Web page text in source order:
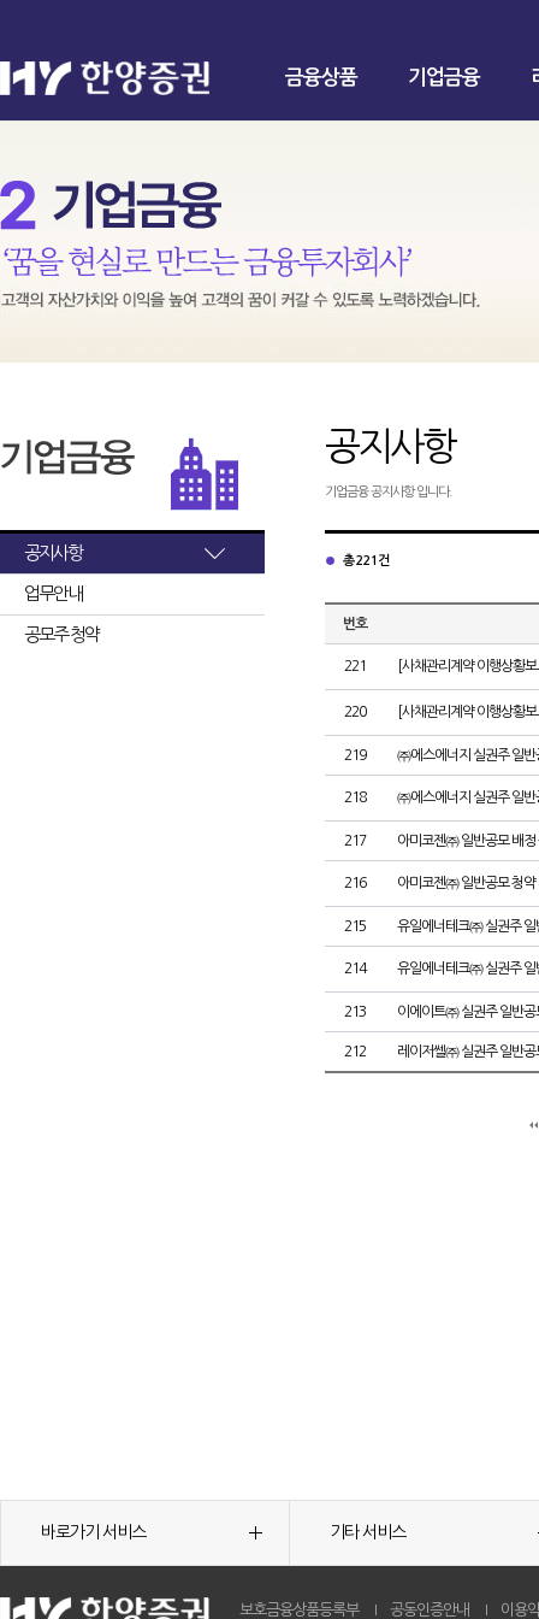
금융상품 기업금융
공지사항
업무안내
공모주 청약
공지사항
기업금융 공지사항 입니다.
총 221건
번호
221 [사채관리계약 이행상황
220 [사채관리계약 이행상황
219 ㈜에스에너지 실권주 일반
218 ㈜에스에너지 실권주 일반
217 아미코젠㈜ 일반공모 배정
216 아미코젠㈜ 일반공모 청약
215 유일에너테크㈜ 실권주 일
214 유일에너테크㈜ 실권주 일
213 이에이트㈜ 실권주 일반공
212 레이저쎌㈜ 실권주 일반공
바로가기 서비스 기타 서비스
보호금융상품등록부 공동인증안내 이용